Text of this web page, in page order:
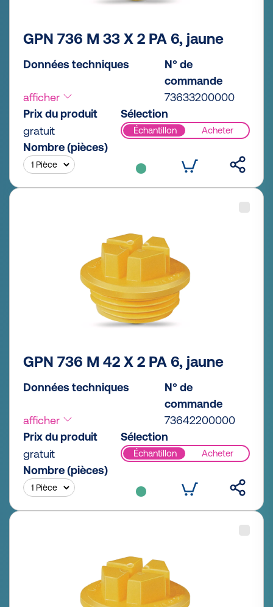
GPN 736 M 33 X 2 PA 6, jaune
Données techniques
afficher
N° de
commande
73633200000
Prix du produit
gratuit
Sélection
Échantillon Acheter
Nombre (pièces)
GPN 736 M 42 X 2 PA 6, jaune
Données techniques
afficher
N° de
commande
73642200000
Prix du produit
gratuit
Sélection
Échantillon Acheter
Nombre (pièces)